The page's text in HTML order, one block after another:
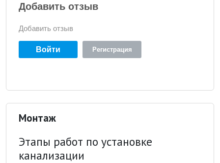
Добавить отзыв
Добавить отзыв
Войти Регистрация
Монтаж
Этапы работ по установке
канализации